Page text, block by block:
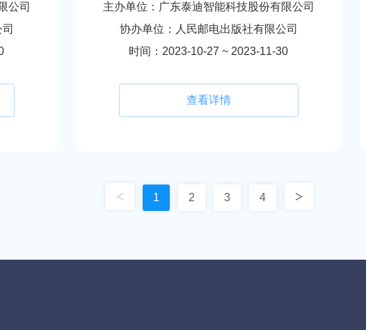
公司
主办单位：广东泰迪智能科技股份有限公司
协办单位：人民邮电出版社有限公司
时间：2023-10-27 ~ 2023-11-30
查看详情
< 1 2 3 4 >